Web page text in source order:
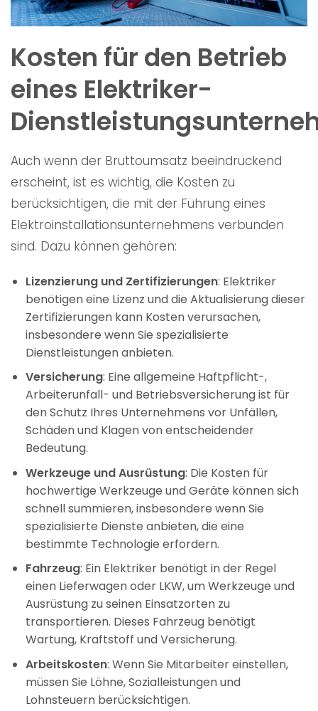
Kosten für den Betrieb
eines Elektriker-
Auch wenn der Bruttoumsatz beeindruckend
erscheint, ist es wichtig, die Kosten zu
berücksichtigen, die mit der Führung eines
Elektroinstallationsunternehmens verbunden
sind. Dazu können gehören:
Lizenzierung und Zertifizierungen: Elektriker
benötigen eine Lizenz und die Aktualisierung dieser
Zertifizierungen kann Kosten verursachen,
insbesondere wenn Sie spezialisierte
Dienstleistungen anbieten.
Versicherung: Eine allgemeine Haftpflicht-,
Arbeiterunfall- und Betriebsversicherung ist für
den Schutz Ihres Unternehmens vor Unfällen,
Schäden und Klagen von entscheidender
Bedeutung.
Werkzeuge und Ausrüstung: Die Kosten für
hochwertige Werkzeuge und Geräte können sich
schnell summieren, insbesondere wenn Sie
spezialisierte Dienste anbieten, die eine
bestimmte Technologie erfordern.
Fahrzeug: Ein Elektriker benötigt in der Regel
einen Lieferwagen oder LKW, um Werkzeuge und
Ausrüstung zu seinen Einsatzorten zu
transportieren. Dieses Fahrzeug benötigt
Wartung, Kraftstoff und Versicherung.
Arbeitskosten: Wenn Sie Mitarbeiter einstellen,
müssen Sie Löhne, Sozialleistungen und
Lohnsteuern berücksichtigen.